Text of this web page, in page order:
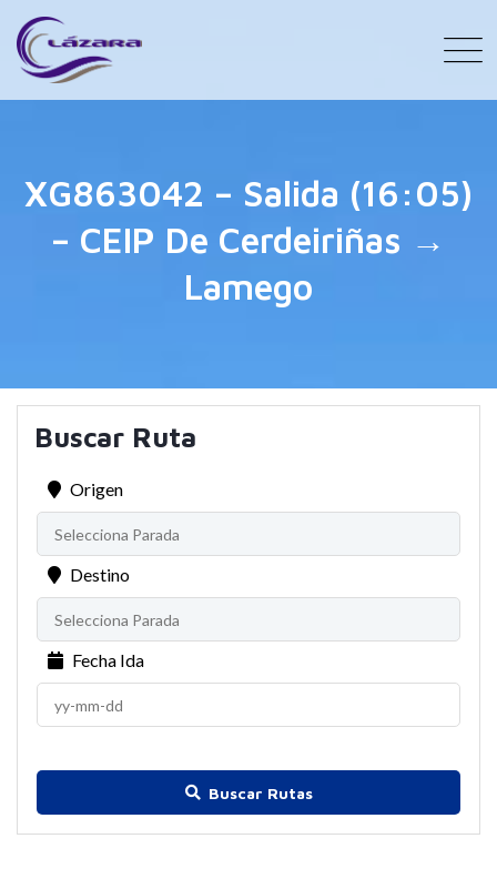
XG863042 – Salida (16:05)
– CEIP De Cerdeiriñas →
Lamego
Buscar Ruta
Origen
Destino
Fecha Ida
Buscar Rutas